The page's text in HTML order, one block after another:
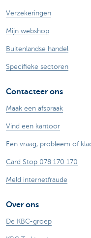
Verzekeringen
Mijn webshop
Buitenlandse handel
Specifieke sectoren
Contacteer ons
Maak een afspraak
Vind een kantoor
Een vraag, probleem of
Card Stop 078 170 170
Meld internetfraude
Over ons
De KBC-groep